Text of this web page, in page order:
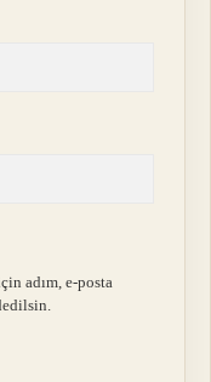
adım, e-posta